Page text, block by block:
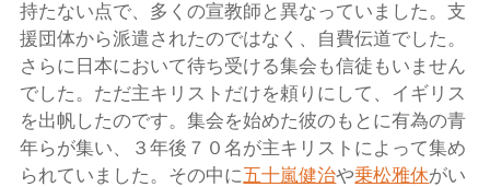
持たない点で、多くの宣教師と異なっていました。支
援団体から派遣されたのではなく、自費伝道でした。
さらに日本において待ち受ける集会も信徒もいません
でした。ただ主キリストだけを頼りにして、イギリス
を出帆したのです。集会を始めた彼のもとに有為の青
年らが集い、３年後７０名が主キリストによって集め
られていました。その中に五十嵐健治や乗松雅休がい